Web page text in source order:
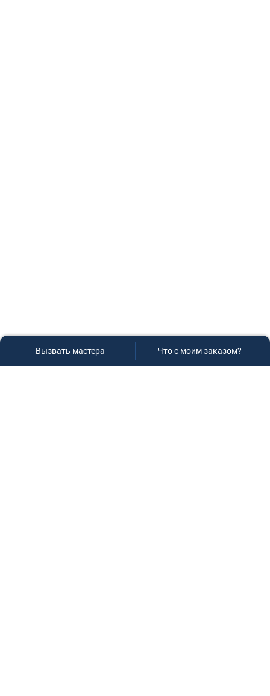
Вызвать мастера Что с моим заказом?